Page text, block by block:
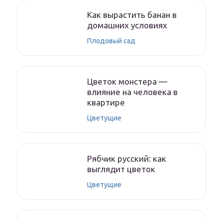
Как вырастить банан в
домашних условиях
Плодовый сад
Цветок монстера —
влияние на человека в
квартире
Цветущие
Рябчик русский: как
выглядит цветок
Цветущие